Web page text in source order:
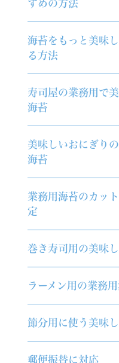
すめの方法
海苔をもっと美味
る方法
寿司屋の業務用で
海苔
美味しいおにぎり
海苔
業務用海苔のカッ
定
巻き寿司用の美味
ラーメン用の業務
節分用に使う美味
郵便振替に対応